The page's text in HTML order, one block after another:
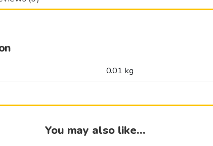
0.01 kg
You may also like…